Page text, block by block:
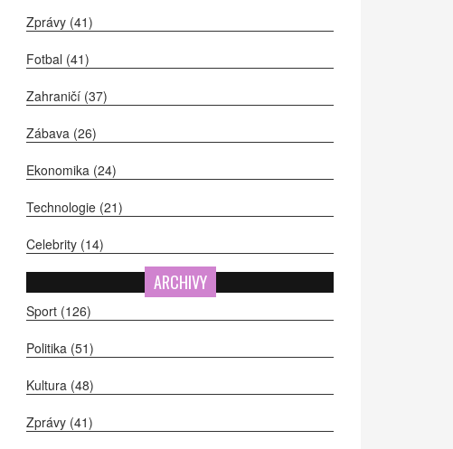
Zprávy (41)
Fotbal (41)
Zahraničí (37)
Zábava (26)
Ekonomika (24)
Technologie (21)
Celebrity (14)
ARCHIVY
Sport (126)
Politika (51)
Kultura (48)
Zprávy (41)